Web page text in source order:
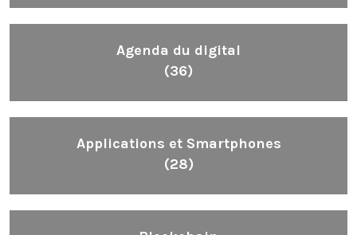
Agenda du digital
(36)
Applications et Smartphones
(28)